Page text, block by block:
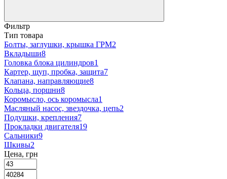
Фильтр
Тип товара
Болты, заглушки, крышка ГРМ2
Вкладыши8
Головка блока цилиндров1
Картер, щуп, пробка, защита7
Клапана, направляющие8
Кольца, поршни8
Коромысло, ось коромысла1
Масляный насос, звездочка, цепь2
Подушки, крепления7
Прокладки двигателя19
Сальники9
Шкивы2
Цена, грн